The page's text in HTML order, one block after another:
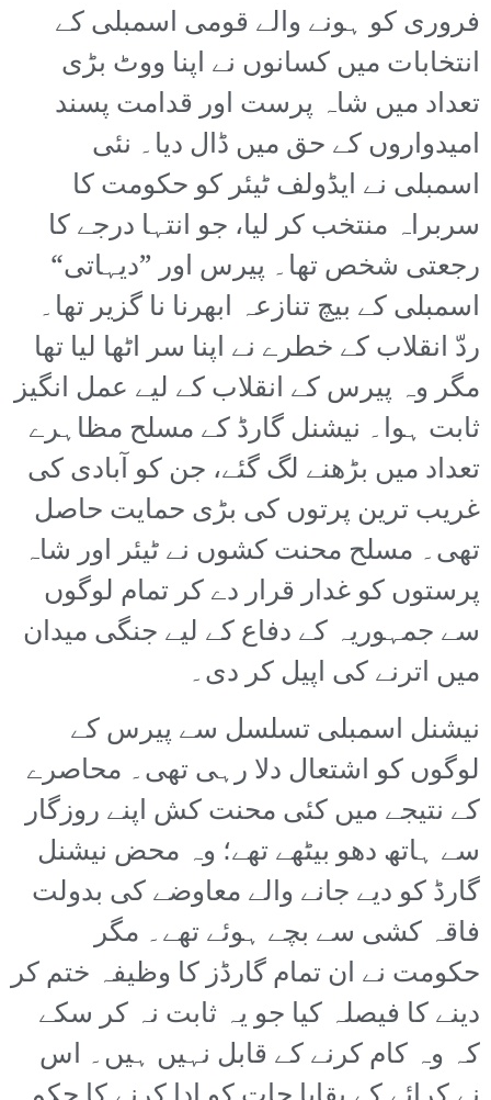
فروری کو ہونے والے قومی اسمبلی کے
انتخابات میں کسانوں نے اپنا ووٹ بڑی
تعداد میں شاہ پرست اور قدامت پسند
امیدواروں کے حق میں ڈال دیا۔ نئی
اسمبلی نے ایڈولف ٹیئر کو حکومت کا
سربراہ منتخب کر لیا، جو انتہا درجے کا
رجعتی شخص تھا۔ پیرس اور ”دیہاتی“
اسمبلی کے بیچ تنازعہ ابھرنا نا گزیر تھا۔
ردّ انقلاب کے خطرے نے اپنا سر اٹھا لیا تھا
مگر وہ پیرس کے انقلاب کے لیے عمل انگیز
ثابت ہوا۔ نیشنل گارڈ کے مسلح مظاہرے
تعداد میں بڑھنے لگ گئے، جن کو آبادی کی
غریب ترین پرتوں کی بڑی حمایت حاصل
تھی۔ مسلح محنت کشوں نے ٹیئر اور شاہ
پرستوں کو غدار قرار دے کر تمام لوگوں
سے جمہوریہ کے دفاع کے لیے جنگی میدان
میں اترنے کی اپیل کر دی۔
نیشنل اسمبلی تسلسل سے پیرس کے
لوگوں کو اشتعال دلا رہی تھی۔ محاصرے
کے نتیجے میں کئی محنت کش اپنے روزگار
سے ہاتھ دھو بیٹھے تھے؛ وہ محض نیشنل
گارڈ کو دیے جانے والے معاوضے کی بدولت
فاقہ کشی سے بچے ہوئے تھے۔ مگر
حکومت نے ان تمام گارڈز کا وظیفہ ختم کر
دینے کا فیصلہ کیا جو یہ ثابت نہ کر سکے
کہ وہ کام کرنے کے قابل نہیں ہیں۔ اس